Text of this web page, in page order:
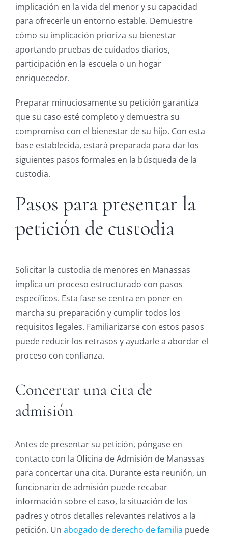
implicación en la vida del menor y su capacidad
para ofrecerle un entorno estable. Demuestre
cómo su implicación prioriza su bienestar
aportando pruebas de cuidados diarios,
participación en la escuela o un hogar
enriquecedor.
Preparar minuciosamente su petición garantiza
que su caso esté completo y demuestra su
compromiso con el bienestar de su hijo. Con esta
base establecida, estará preparada para dar los
siguientes pasos formales en la búsqueda de la
custodia.
Pasos para presentar la
petición de custodia
Solicitar la custodia de menores en Manassas
implica un proceso estructurado con pasos
específicos. Esta fase se centra en poner en
marcha su preparación y cumplir todos los
requisitos legales. Familiarizarse con estos pasos
puede reducir los retrasos y ayudarle a abordar el
proceso con confianza.
Concertar una cita de
admisión
Antes de presentar su petición, póngase en
contacto con la Oficina de Admisión de Manassas
para concertar una cita. Durante esta reunión, un
funcionario de admisión puede recabar
información sobre el caso, la situación de los
padres y otros detalles relevantes relativos a la
petición. Un abogado de derecho de familia puede